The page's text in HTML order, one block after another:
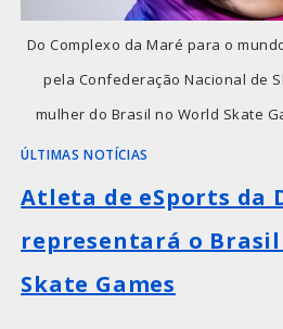
Do Complexo da Maré para o
pela Confederação Nacional de
mulher do Brasil no World Skate
ÚLTIMAS NOTÍCIAS
Atleta de eSports da
representará o
Skate Games